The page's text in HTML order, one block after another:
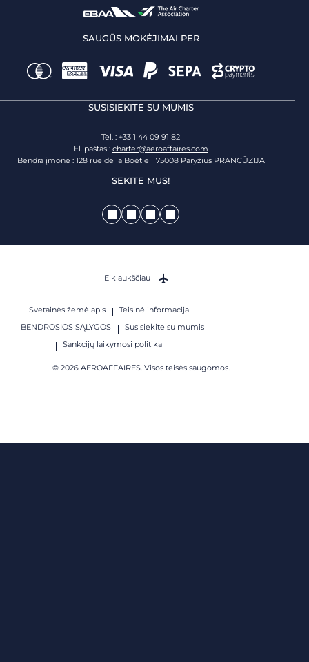
SAUGŪS MOKĖJIMAI PER
SUSISIEKITE SU MUMIS
Tel. : +33 1 44 09 91 82
El. paštas : charter@aeroaffaires.com
Bendra įmonė : 128 rue de la Boétie 75008 Paryžius PRANCŪZIJA
SEKITE MUS!
Svetainės žemėlapis
Teisinė informacija
BENDROSIOS SĄLYGOS
Susisiekite su mumis
Sankcijų laikymosi politika
© 2026 AEROAFFAIRES. Visos teisės saugomos.
Eik aukščiau